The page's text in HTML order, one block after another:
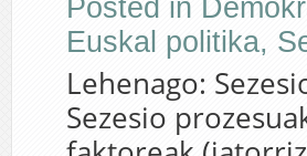
Posted in
Euskal politika,
Lehenago:
Sezesio